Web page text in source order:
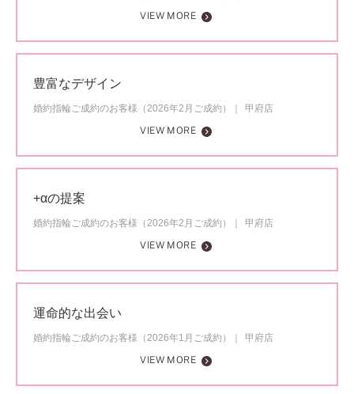
VIEW MORE
豊富なデザイン
婚約指輪ご成約のお客様（2026年2月ご成約）
甲府店
VIEW MORE
+αの提案
婚約指輪ご成約のお客様（2026年2月ご成約）
甲府店
VIEW MORE
運命的な出会い
婚約指輪ご成約のお客様（2026年1月ご成約）
甲府店
VIEW MORE